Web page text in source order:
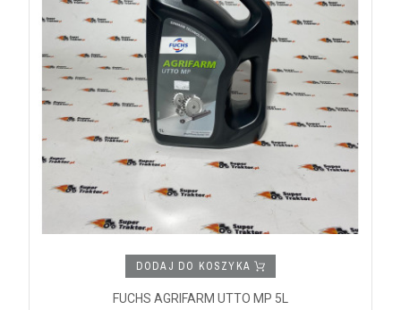
DODAJ DO KOSZYKA
FUCHS AGRIFARM UTTO MP 5L